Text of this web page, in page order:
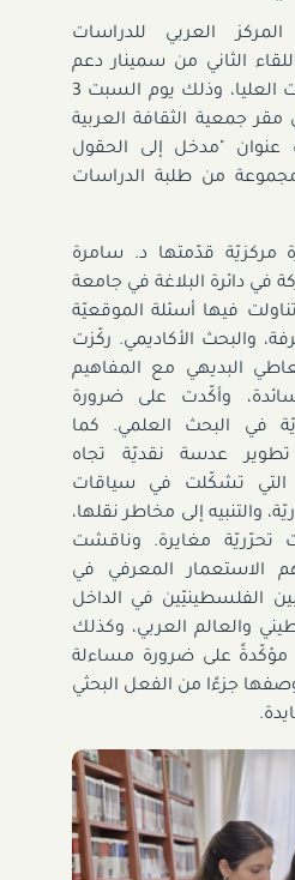
العربي للدراسات
الثاني من سمينار دعم
مهارات طلبة الدراسات العليا، وذلك يوم السبت 3
مقر جمعية الثقافة العربية
عنوان "مدخل إلى الحقول
مجموعة من طلبة الدراسات
مركزيّة قدّمتها د. سامرة
في دائرة البلاغة في جامعة
تناولت فيها أسئلة الموقعيّة
والبحث الأكاديمي. ركّزت
البديهي مع المفاهيم
وأكّدت على ضرورة
في البحث العلمي. كما
عدسة نقديّة تجاه
التي تشكّلت في سياقات
والتنبيه إلى مخاطر نقلها،
تحرّريّة مغايرة. وناقشت
الاستعمار المعرفي في
الفلسطينيّين في الداخل
والعالم العربي، وكذلك
مؤكّدةً على ضرورة مساءلة
جزءًا من الفعل البحثي